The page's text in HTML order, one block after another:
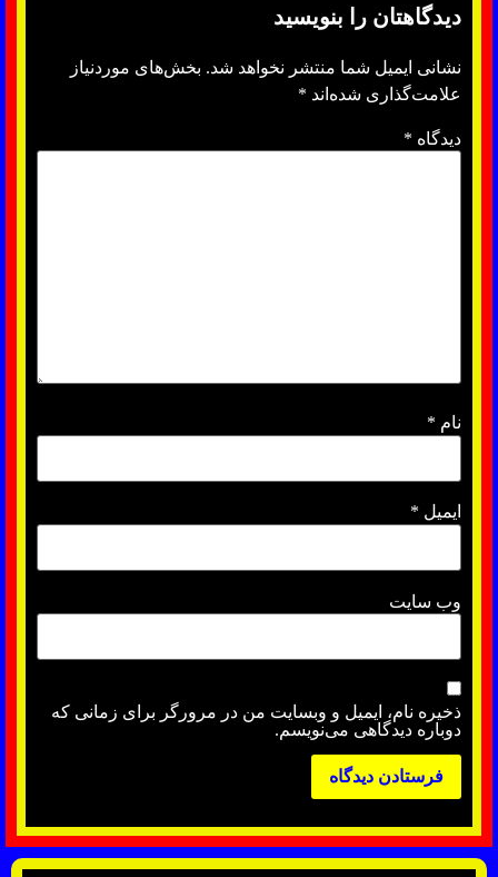
دیدگاهتان را بنویسید
نشانی ایمیل شما منتشر نخواهد شد. بخش‌های موردنیاز
علامت‌گذاری شده‌اند *
دیدگاه *
نام *
ایمیل *
وب‌ سایت
ذخیره نام، ایمیل و وبسایت من در مرورگر برای زمانی که
دوباره دیدگاهی می‌نویسم.